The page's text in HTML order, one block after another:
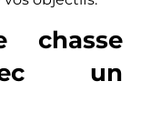
chasse
un